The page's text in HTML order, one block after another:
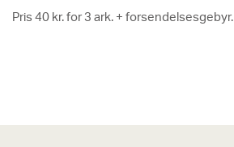
Pris 40 kr. for 3 ark. + forsendelsesgebyr.